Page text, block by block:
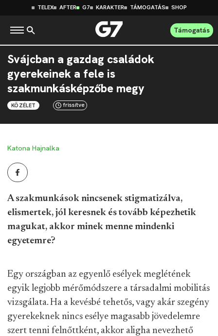
TELEX AFTER G7 KARAKTER TÁMOGATÁS SHOP
Támogatás
Svájcban a gazdag családok
gyerekeinek a fele is
szakmunkásképzőbe megy
KÖZÉLET frissítve
Katona Hajnalka
A szakmunkások nincsenek stigmatizálva,
elismertek, jól keresnek és tovább képezhetik
magukat, akkor minek menne mindenki
egyetemre?
Egy országban az egyenlő esélyek meglétének
egyik legjobb mérőmódszere a társadalmi mobilitás
vizsgálata. Ha a kevésbé tehetős, vagy akár szegény
gyerekeknek nincs esélye magasabb jövedelemre
szert tenni felnőttként, akkor aligha nevezhető